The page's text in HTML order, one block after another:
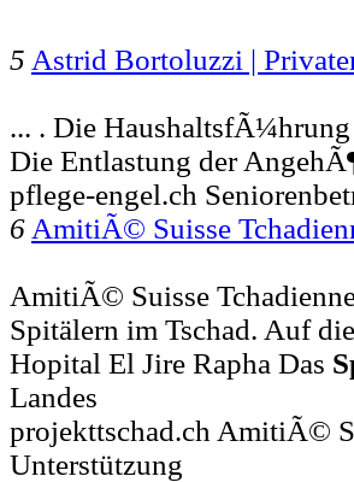
5 Astrid Bortoluzzi |
... . Die HaushaltsfÃ¼hrung
Die Entlastung der
pflege-engel.ch
6 AmitiÃ© Suisse
AmitiÃ© Suisse
Spitälern im Tschad. Auf
Hopital El Jire Rapha Das
Landes
projekttschad.ch AmitiÃ©
Unterstützung